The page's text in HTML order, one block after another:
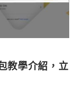
教學介紹，立